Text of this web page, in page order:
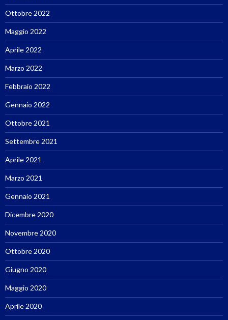
Ottobre 2022
Maggio 2022
Aprile 2022
Marzo 2022
Febbraio 2022
Gennaio 2022
Ottobre 2021
Settembre 2021
Aprile 2021
Marzo 2021
Gennaio 2021
Dicembre 2020
Novembre 2020
Ottobre 2020
Giugno 2020
Maggio 2020
Aprile 2020